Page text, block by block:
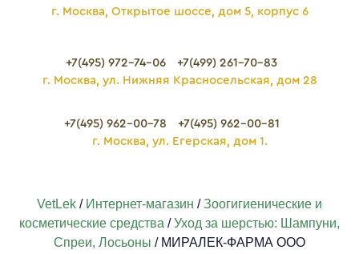
г. Москва, Открытое шоссе, дом 5, корпус 6
+7(495) 972-74-06
+7(499) 261-70-83
г. Москва, ул. Нижняя Красносельская, дом 28
+7(495) 962-00-78
+7(495) 962-00-81
г. Москва, ул. Егерская, дом 1.
VetLek / Интернет-магазин /Зоогигиенические и
косметические средства /Уход за шерстью: Шампуни,
Спреи, Лосьоны / МИРАЛЕК-ФАРМА ООО